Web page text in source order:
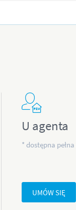
U agenta
* dostępna
UMÓW SIĘ